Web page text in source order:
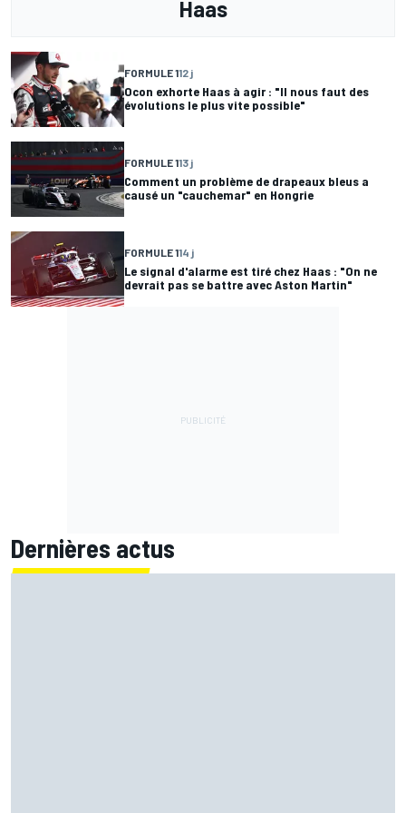
Haas
FORMULE 112 j
Ocon exhorte Haas à agir : "Il nous faut des
évolutions le plus vite possible"
FORMULE 113 j
Comment un problème de drapeaux bleus a
causé un "cauchemar" en Hongrie
FORMULE 114 j
Le signal d'alarme est tiré chez Haas : "On ne
devrait pas se battre avec Aston Martin"
Dernières actus